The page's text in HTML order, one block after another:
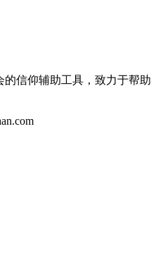
的信仰辅助工具，致力于帮助